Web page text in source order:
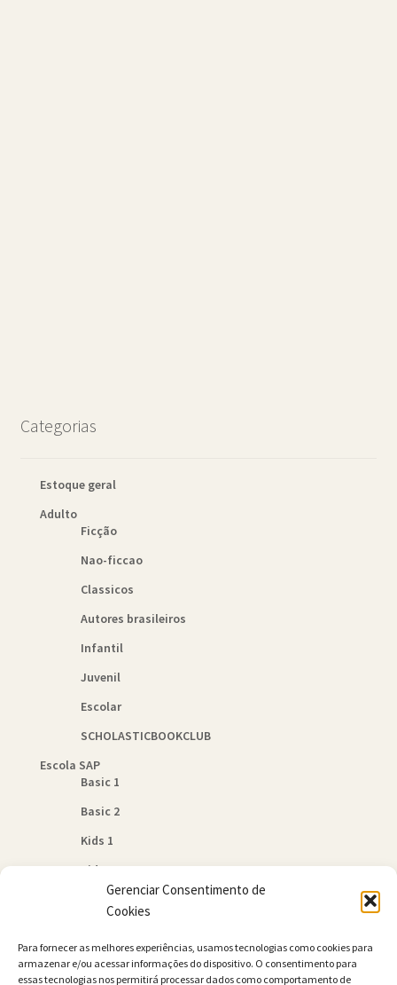
Gerenciar Consentimento de
Cookies
Para fornecer as melhores experiências, usamos tecnologias como cookies para
armazenar e/ou acessar informações do dispositivo. O consentimento para
essas tecnologias nos permitirá processar dados como comportamento de
Categorias
Estoque geral
Adulto
Ficção
Nao-ficcao
Classicos
Autores brasileiros
Infantil
Juvenil
Escolar
SCHOLASTICBOOKCLUB
Escola SAP
Basic 1
Basic 2
Kids 1
Kids 2
Quem Somos
Contato